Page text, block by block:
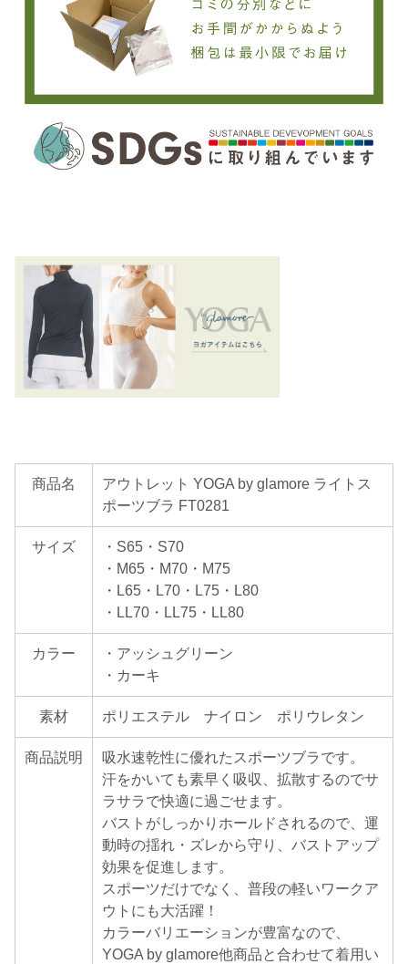
商品名
アウトレット YOGA by glamore ライトス
ポーツブラ FT0281
サイズ
・S65・S70
・M65・M70・M75
・L65・L70・L75・L80
・LL70・LL75・LL80
カラー
・アッシュグリーン
・カーキ
素材 ポリエステル ナイロン ポリウレタン
商品説明
吸水速乾性に優れたスポーツブラです。
汗をかいても素早く吸収、拡散するのでサ
ラサラで快適に過ごせます。
バストがしっかりホールドされるので、運
動時の揺れ・ズレから守り、バストアップ
効果を促進します。
スポーツだけでなく、普段の軽いワークア
ウトにも大活躍！
カラーバリエーションが豊富なので、
YOGA by glamore他商品と合わせて着用い